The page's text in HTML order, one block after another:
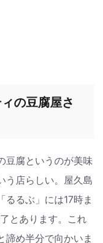
の豆腐屋さ
豆腐というのが美味
う店らしい。屋久島
るるぶ」には17時ま
とあります。これ
諦め半分で向かいま